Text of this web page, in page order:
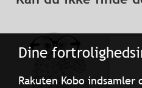
Dine
Rakuten Kobo